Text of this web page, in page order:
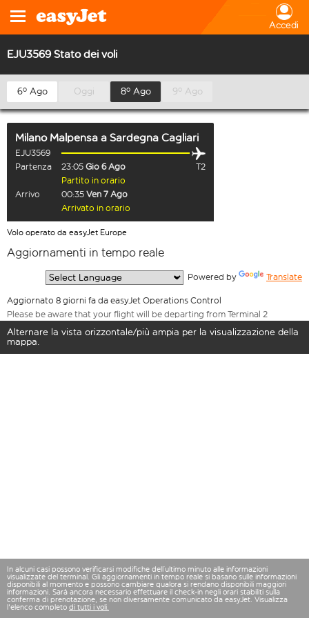
Accedi
EJU3569 Stato dei voli
6º Ago Oggi 8º Ago 9º Ago
Milano Malpensa a Sardegna Cagliari
EJU3569
Partenza
23:05 Gio 6 Ago
T2
Partito in orario
Arrivo
00:35 Ven 7 Ago
Arrivato in orario
Volo operato da easyJet Europe
Aggiornamenti in tempo reale
Powered by Translate
Aggiornato 8 giorni fa da easyJet Operations Control
Please be aware that your flight will be departing from Terminal 2
Alternare la vista orizzontale/più ampia per la visualizzazione della
mappa.
In alcuni casi possono verificarsi modifiche dell’ultimo minuto alle informazioni
visualizzate del terminal. Gli aggiornamenti in tempo reale si basano sulle informazioni
disponibili al momento e possono cambiare qualora si rendano disponibili maggiori
informazioni. Sarà ancora necessario effettuare il check-in negli orari stabiliti sulla
conferma di prenotazione, se non diversamente comunicato da easyJet. Visualizza
l'elenco completo di tutti i voli.